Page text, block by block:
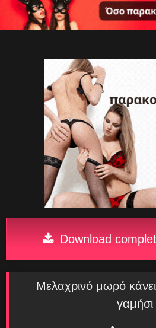
Download
Μελαχρινό μωρό κάνει
γαμήσι